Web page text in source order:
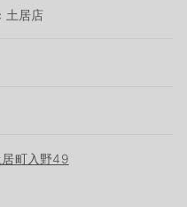
土居店
町入野49